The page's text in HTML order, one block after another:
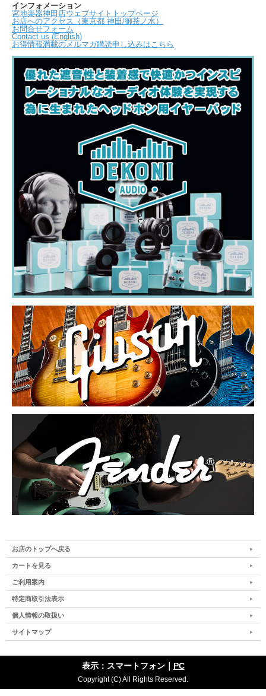
インフォメーション
宮地楽器神田店ウェブサイトトップページ
お店へのアクセス（東京都 神田/御茶ノ水）
お問合せフォーム
Contact us (English)
お得情報満載のメルマガ購読申し込みはこちら
お店のトップへ戻る
カートを見る
ご利用案内
特定商取引法表示
個人情報の取扱い
サイトマップ
表示：スマートフォン｜ PC
Copyright (C) All Rights Reserved.